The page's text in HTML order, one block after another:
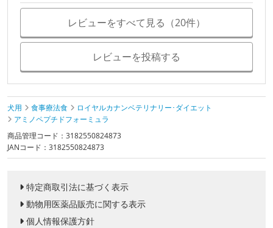
レビューをすべて見る（20件）
レビューを投稿する
犬用 食事療法食
ロイヤルカナンベテリナリー･ダイエット
アミノペプチドフォーミュラ
商品管理コード：3182550824873
JANコード：3182550824873
特定商取引法に基づく表示
動物用医薬品販売に関する表示
個人情報保護方針